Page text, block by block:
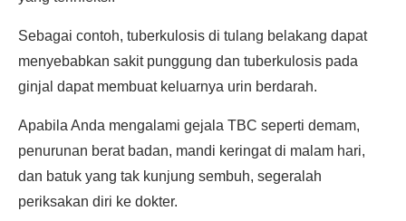
Sebagai contoh, tuberkulosis di tulang belakang dapat
menyebabkan sakit punggung dan tuberkulosis pada
ginjal dapat membuat keluarnya urin berdarah.
Apabila Anda mengalami gejala TBC seperti demam,
penurunan berat badan, mandi keringat di malam hari,
dan batuk yang tak kunjung sembuh, segeralah
periksakan diri ke dokter.